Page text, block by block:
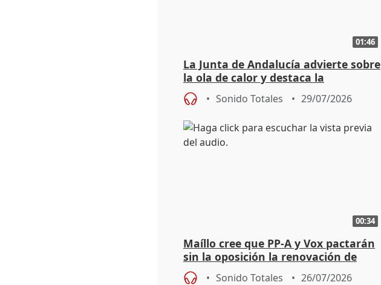
01:46
La Junta de Andalucía advierte sobre
la ola de calor y destaca la
importancia de la prevención
Sonido Totales 29/07/2026
00:34
Maíllo cree que PP-A y Vox pactarán
sin la oposición la renovación de
órganos como el Defensor
Sonido Totales 26/07/2026